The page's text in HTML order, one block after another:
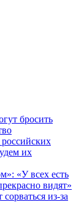
бросить
их
«У всех есть
видят»
из‑за